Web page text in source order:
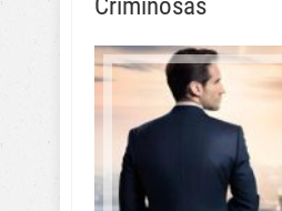
Criminosas